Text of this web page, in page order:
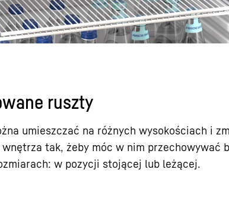
ruszty
umieszczać na różnych wysokościach i
tak, żeby móc w nim przechowywać
w pozycji stojącej lub leżącej.